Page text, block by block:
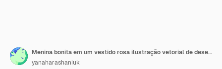
Menina bonita em um vestido rosa ilustração vetorial de desenho animado isolada em fundo branco
yanaharashaniuk